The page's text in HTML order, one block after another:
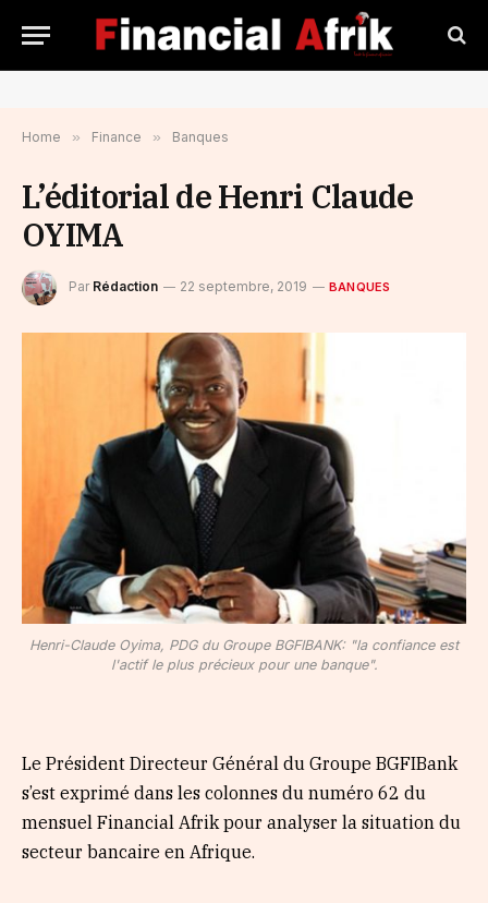
Home » Finance » Banques
L’éditorial de Henri Claude
OYIMA
Par Rédaction 22 septembre, 2019 BANQUES
Henri-Claude Oyima, PDG du Groupe BGFIBANK: "la confiance est
l'actif le plus précieux pour une banque".
Le Président Directeur Général du Groupe BGFIBank
s’est exprimé dans les colonnes du numéro 62 du
mensuel Financial Afrik pour analyser la situation du
secteur bancaire en Afrique.